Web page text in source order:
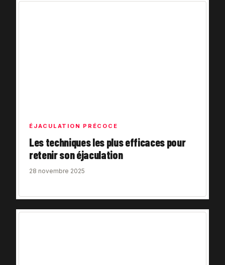
ÉJACULATION PRÉCOCE
Les techniques les plus efficaces pour
retenir son éjaculation
28 novembre 2025